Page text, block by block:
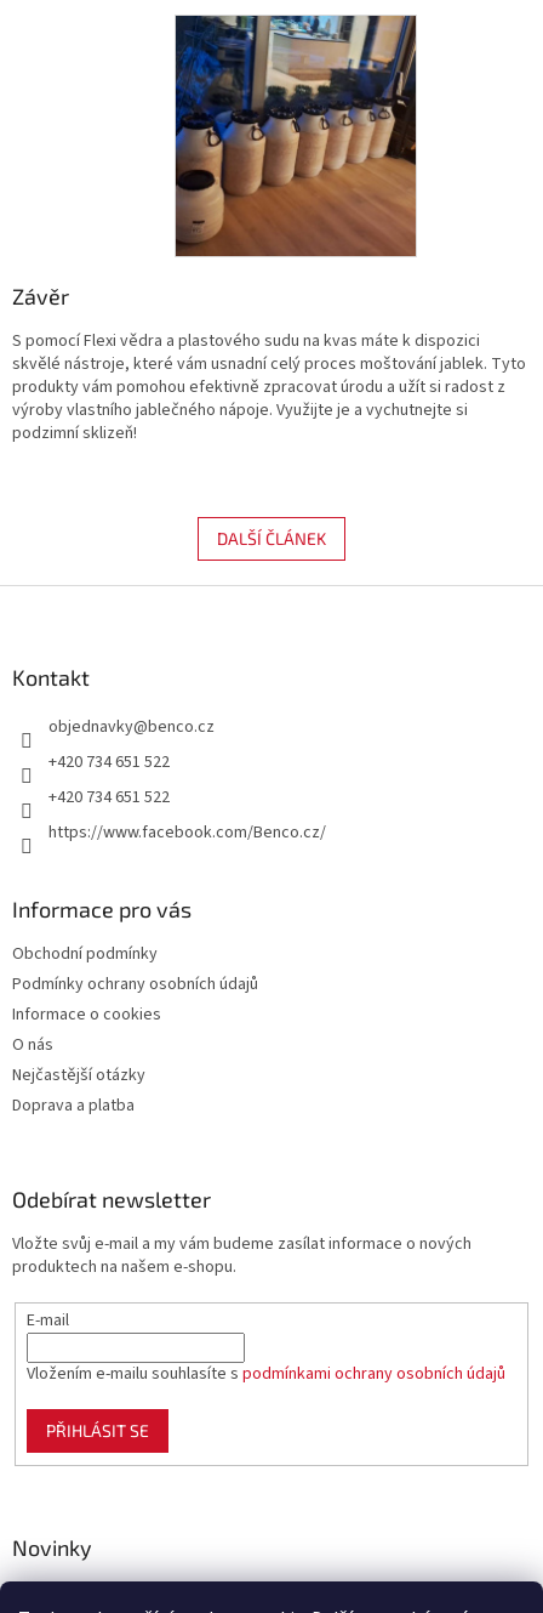
Závěr
S pomocí Flexi vědra a plastového sudu na kvas máte k dispozici
skvělé nástroje, které vám usnadní celý proces moštování jablek. Tyto
produkty vám pomohou efektivně zpracovat úrodu a užít si radost z
výroby vlastního jablečného nápoje. Využijte je a vychutnejte si
podzimní sklizeň!
DALŠÍ ČLÁNEK
Kontakt
objednavky@benco.cz
+420 734 651 522
+420 734 651 522
https://www.facebook.com/Benco.cz/
Informace pro vás
Obchodní podmínky
Podmínky ochrany osobních údajů
Informace o cookies
O nás
Nejčastější otázky
Doprava a platba
Odebírat newsletter
Vložte svůj e-mail a my vám budeme zasílat informace o nových
produktech na našem e-shopu.
E-mail
Vložením e-mailu souhlasíte s podmínkami ochrany osobních údajů
PŘIHLÁSIT SE
Novinky